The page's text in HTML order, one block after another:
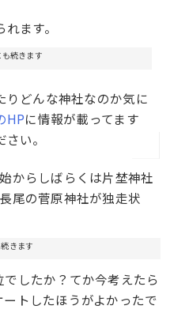
ます。
続きます
どんな神社なのか気に
HPに情報が載ってます
い。
からしばらくは片埜神社
尾の菅原神社が独走状
きます
したか？てか今考えたら
トしたほうがよかったで